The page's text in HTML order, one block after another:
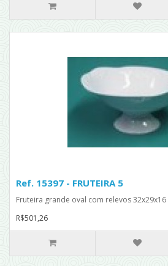
Ref. 15397 - FRUTEIRA 5
Fruteira grande oval com relevos 32x29x16
R$501,26